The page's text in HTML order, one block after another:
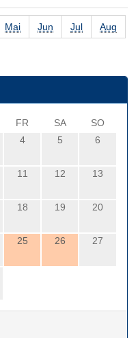
Mai Jun Jul Aug
FR SA
SO
4 5 6
11 12 13
18 19 20
25 26 27